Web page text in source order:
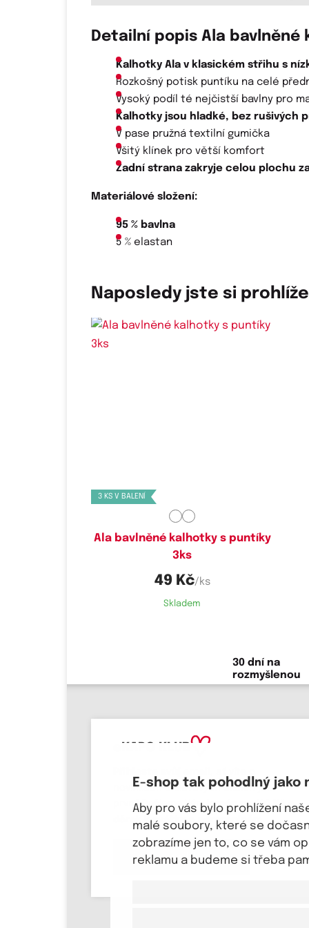
E-shop tak pohodlný jako
Aby pro vás bylo prohlížení
malé soubory, které se
zobrazíme jen to, co se vám
reklamu a budeme si třeba
Detailní popis Ala
Kalhotky Ala v klasickém střihu s
Rozkošný potisk puntíku na celé
Vysoký podíl té nejčistší bavlny pro
Kalhotky jsou hladké, bez rušivých
V pase pružná textilní gumička
Všitý klínek pro větší komfort
Zadní strana zakryje celou plochu
Materiálové složení:
95 % bavlna
5 % elastan
Naposledy jste si
3 KS V BALENÍ
Ala bavlněné kalhotky s puntíky
3ks
49 Kč/ks
Skladem
30 dní na
rozmyšlenou
novinkách a slevových akcích jako
první! Pošleme Vámkupón na 100 Kč a
dárek k svátku a narozeninám.
Chci se přihlásit